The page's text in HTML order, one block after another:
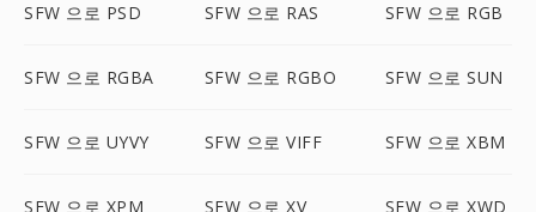
SFW 으로 PSD SFW 으로 RAS SFW 으로 RGB
SFW 으로 RGBA SFW 으로 RGBO SFW 으로 SUN
SFW 으로 UYVY SFW 으로 VIFF SFW 으로 XBM
SFW 으로 XPM SFW 으로 XV SFW 으로 XWD